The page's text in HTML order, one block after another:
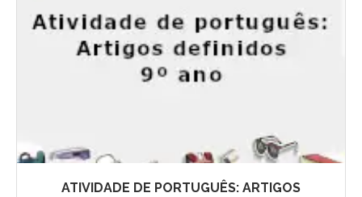
ATIVIDADE DE PORTUGUÊS: ARTIGOS